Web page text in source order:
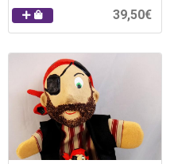
39,50€